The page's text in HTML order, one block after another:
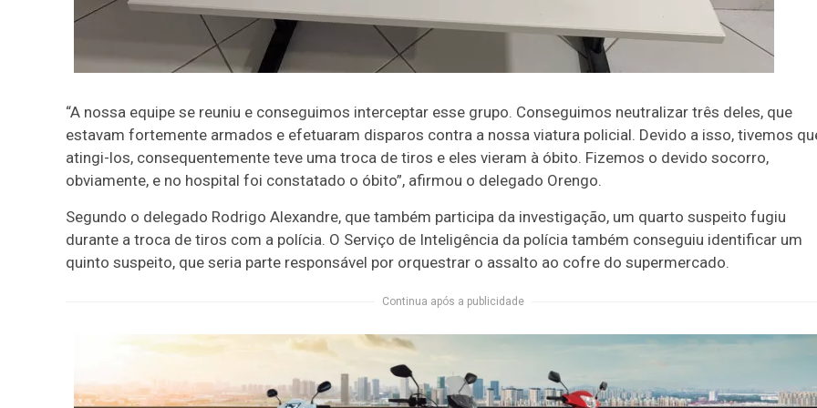
“A nossa equipe se reuniu e conseguimos interceptar esse grupo. Conseguimos neutralizar três deles, que
estavam fortemente armados e efetuaram disparos contra a nossa viatura policial. Devido a isso, tivemos
atingi-los, consequentemente teve uma troca de tiros e eles vieram à óbito. Fizemos o devido socorro,
obviamente, e no hospital foi constatado o óbito”, afirmou o delegado Orengo.
Segundo o delegado Rodrigo Alexandre, que também participa da investigação, um quarto suspeito fugiu
durante a troca de tiros com a polícia. O Serviço de Inteligência da polícia também conseguiu identificar um
quinto suspeito, que seria parte responsável por orquestrar o assalto ao cofre do supermercado.
Continua após a publicidade